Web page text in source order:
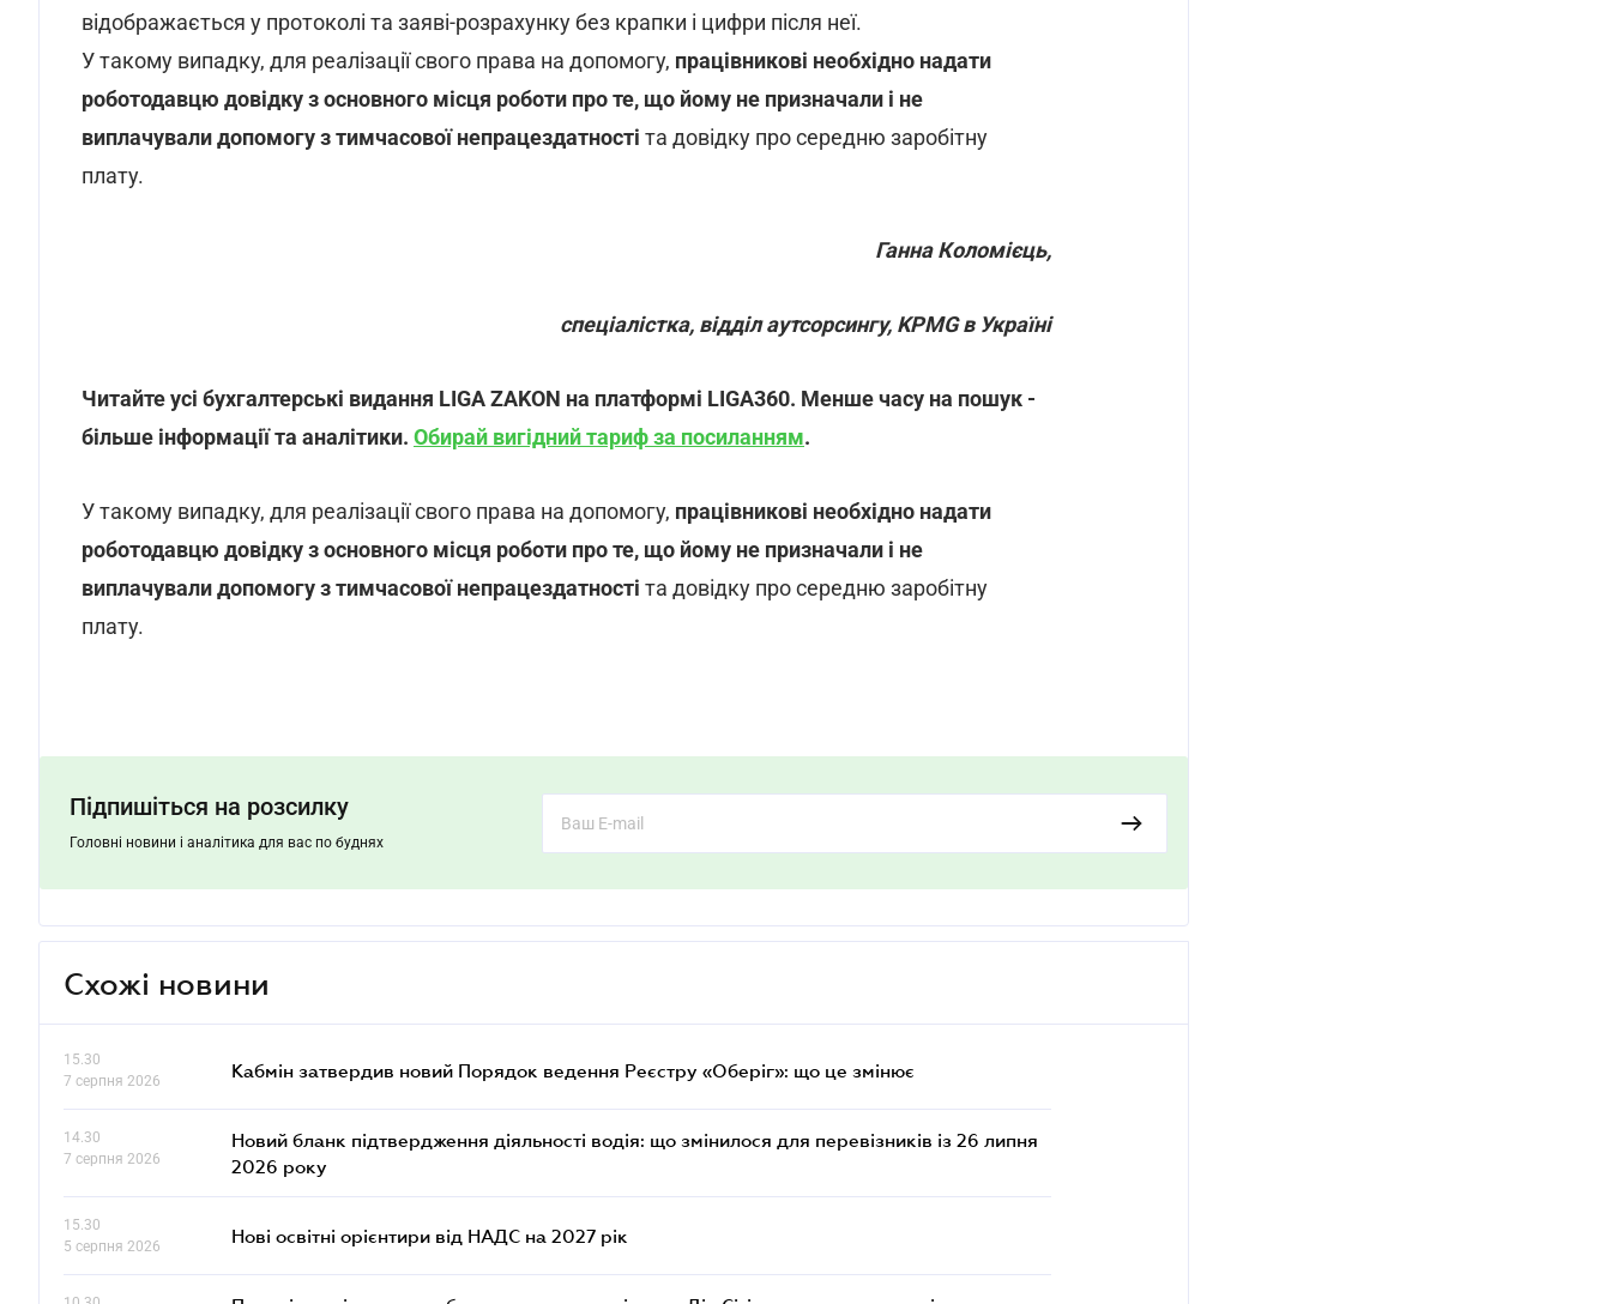
відображається у протоколі та заяві-розрахунку без крапки і цифри після неї.
У такому випадку, для реалізації свого права на допомогу, працівникові необхідно надати
роботодавцю довідку з основного місця роботи про те, що йому не призначали і не
виплачували допомогу з тимчасової непрацездатності та довідку про середню заробітну
плату.
Ганна Коломієць,
спеціалістка, відділ аутсорсингу, KPMG в Україні
Читайте усі бухгалтерські видання LIGA ZAKON на платформі LIGA360. Менше часу на пошук -
більше інформації та аналітики. Обирай вигідний тариф за посиланням.
У такому випадку, для реалізації свого права на допомогу, працівникові необхідно надати
роботодавцю довідку з основного місця роботи про те, що йому не призначали і не
виплачували допомогу з тимчасової непрацездатності та довідку про середню заробітну
плату.
Підпишіться на розсилку
Головні новини і аналітика для вас по буднях
Схожі новини
15.30
7 серпня 2026
Кабмін затвердив новий Порядок ведення Реєстру «Оберіг»: що це змінює
14.30
7 серпня 2026
Новий бланк підтвердження діяльності водія: що змінилося для перевізників із 26 липня
2026 року
15.30
5 серпня 2026
Нові освітні орієнтири від НАДС на 2027 рік